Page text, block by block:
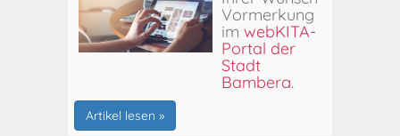
Vormerkung
im webKITA-
Portal der
Stadt
Bamberg.
Artikel lesen »